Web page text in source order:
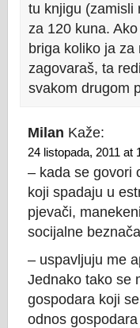
tu knjigu (zamisli
za 120 kuna.
briga koliko ja
zagovaraš, ta
svakom drugom
Milan Kaže:
24 listopada, 2011 at
– kada se govori
koji spadaju u
pjevači,
socijalne
– uspavljuju me
Jednako tako se
gospodara koji
odnos